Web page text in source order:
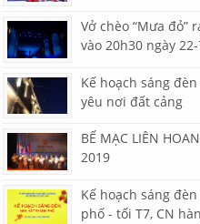
Vở chèo “Mưa đỏ”
vào 20h30 ngày
Kế hoạch sáng
yêu nơi đất cảng
BẾ MẠC LIÊN
2019
Kế hoạch sáng
phố - tối T7, CN